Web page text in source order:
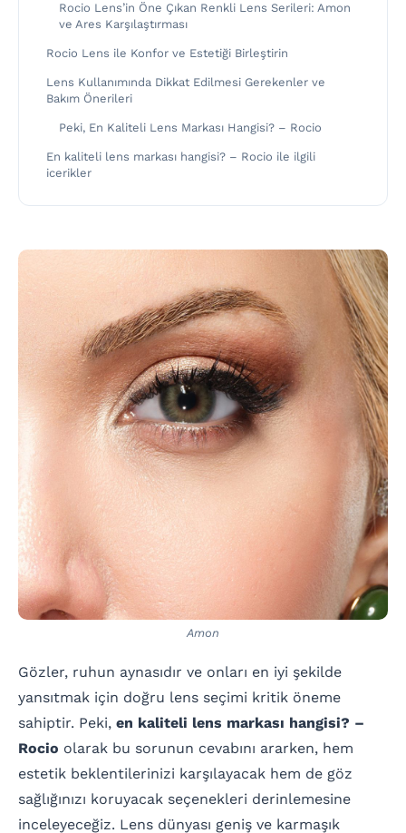
Rocio Lens’in Öne Çıkan Renkli Lens Serileri: Amon
ve Ares Karşılaştırması
Rocio Lens ile Konfor ve Estetiği Birleştirin
Lens Kullanımında Dikkat Edilmesi Gerekenler ve
Bakım Önerileri
Peki, En Kaliteli Lens Markası Hangisi? – Rocio
En kaliteli lens markası hangisi? – Rocio ile ilgili
icerikler
Amon
Gözler, ruhun aynasıdır ve onları en iyi şekilde
yansıtmak için doğru lens seçimi kritik öneme
sahiptir. Peki, en kaliteli lens markası hangisi? –
Rocio olarak bu sorunun cevabını ararken, hem
estetik beklentilerinizi karşılayacak hem de göz
sağlığınızı koruyacak seçenekleri derinlemesine
inceleyeceğiz. Lens dünyası geniş ve karmaşık